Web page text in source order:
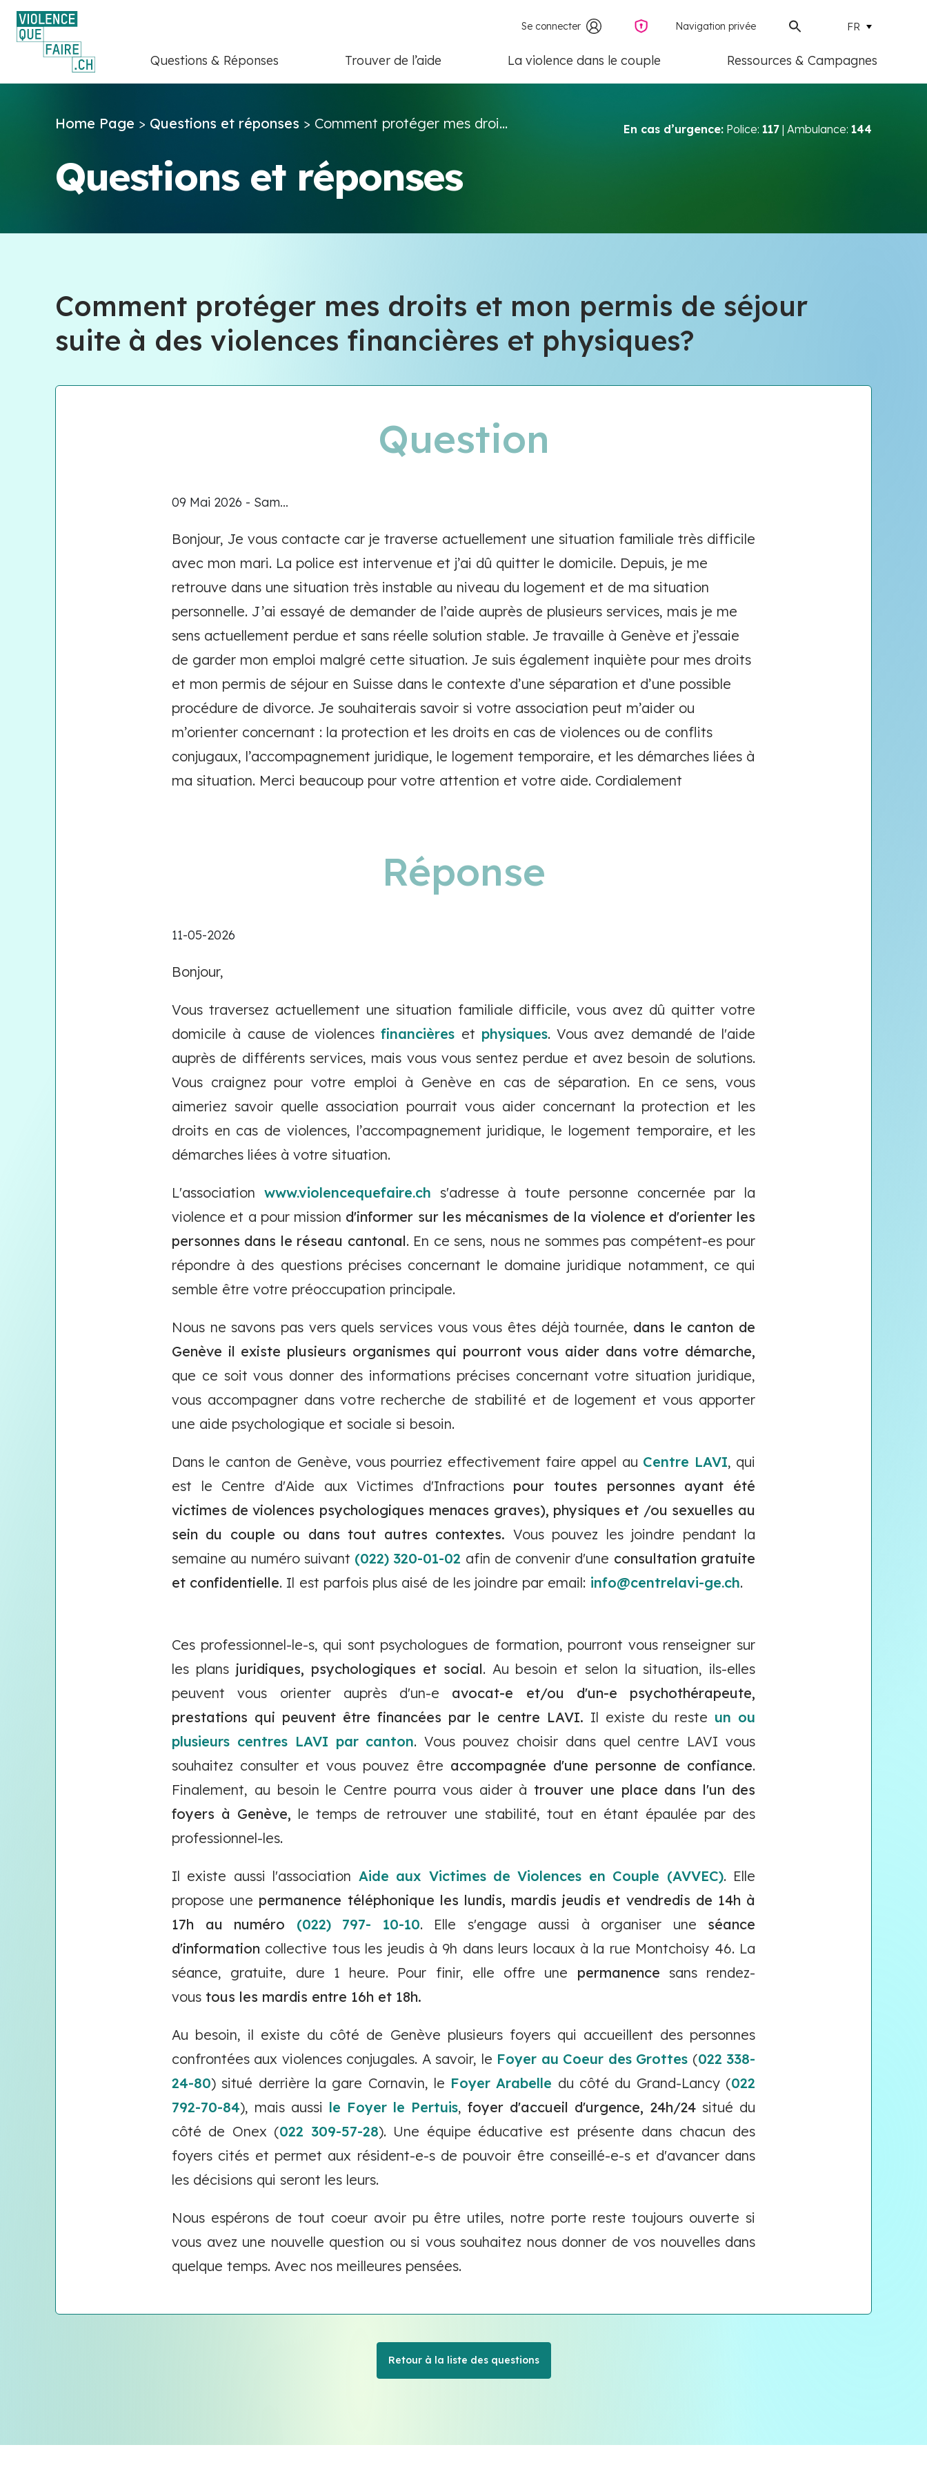
Se connecter Navigation privée FR
Questions & Réponses Trouver de l’aide La violence dans le couple Ressources & Campagnes
Home Page > Questions et réponses > Comment protéger mes droi... En cas d’urgence: Police: 117 | Ambulance: 144
Questions et réponses
Comment protéger mes droits et mon permis de séjour
suite à des violences financières et physiques?
Question
09 Mai 2026 - Sam...
Bonjour, Je vous contacte car je traverse actuellement une situation familiale très difficile
avec mon mari. La police est intervenue et j’ai dû quitter le domicile. Depuis, je me
retrouve dans une situation très instable au niveau du logement et de ma situation
personnelle. J’ai essayé de demander de l’aide auprès de plusieurs services, mais je me
sens actuellement perdue et sans réelle solution stable. Je travaille à Genève et j’essaie
de garder mon emploi malgré cette situation. Je suis également inquiète pour mes droits
et mon permis de séjour en Suisse dans le contexte d’une séparation et d’une possible
procédure de divorce. Je souhaiterais savoir si votre association peut m’aider ou
m’orienter concernant : la protection et les droits en cas de violences ou de conflits
conjugaux, l’accompagnement juridique, le logement temporaire, et les démarches liées à
ma situation. Merci beaucoup pour votre attention et votre aide. Cordialement
Réponse
11-05-2026
Bonjour,
Vous traversez actuellement une situation familiale difficile, vous avez dû quitter votre
domicile à cause de violencesfinancières et physiques. Vous avez demandé de l'aide
auprès de différents services, mais vous vous sentez perdue et avez besoin de solutions.
Vous craignez pour votre emploi à Genève en cas de séparation. En ce sens, vous
aimeriez savoir quelle association pourrait vous aider concernant la protection et les
droits en cas de violences, l’accompagnement juridique, le logement temporaire, et les
démarches liées à votre situation.
L'association www.violencequefaire.ch s'adresse à toute personne concernée par la
violence et a pour mission d'informer sur les mécanismes de la violence et d'orienter les
personnes dans le réseau cantonal. En ce sens, nous ne sommes pas compétent-es pour
répondre à des questions précises concernant le domaine juridique notamment, ce qui
semble être votre préoccupation principale.
Nous ne savons pas vers quels services vous vous êtes déjà tournée, dans le canton de
Genève il existe plusieurs organismes qui pourront vous aider dans votre démarche,
que ce soit vous donner des informations précises concernant votre situation juridique,
vous accompagner dans votre recherche de stabilité et de logement et vous apporter
une aide psychologique et sociale si besoin.
Dans le canton de Genève, vous pourriez effectivement faire appel au Centre LAVI, qui
est le Centre d'Aide aux Victimes d'Infractions pour toutes personnes ayant été
victimes de violences psychologiques menaces graves), physiques et /ou sexuelles au
sein du couple ou dans tout autres contextes. Vous pouvez les joindre pendant la
semaine au numéro suivant (022) 320-01-02 afin de convenir d'une consultation gratuite
et confidentielle. Il est parfois plus aisé de les joindre par email: info@centrelavi-ge.ch.
Ces professionnel-le-s, qui sont psychologues de formation, pourront vous renseigner sur
les plans juridiques, psychologiques et social. Au besoin et selon la situation, ils-elles
peuvent vous orienter auprès d'un-e avocat-e et/ou d'un-e psychothérapeute,
prestations qui peuvent être financées par le centre LAVI. Il existe du reste un ou
plusieurs centres LAVI par canton. Vous pouvez choisir dans quel centre LAVI vous
souhaitez consulter et vous pouvez être accompagnée d'une personne de confiance.
Finalement, au besoin le Centre pourra vous aider à trouver une place dans l'un des
foyers à Genève, le temps de retrouver une stabilité, tout en étant épaulée par des
professionnel-les.
Il existe aussi l'association Aide aux Victimes de Violences en Couple (AVVEC). Elle
propose une permanence téléphonique les lundis, mardis jeudis et vendredis de 14h à
17h au numéro (022) 797- 10-10. Elle s'engage aussi à organiser une séance
d'information collective tous les jeudis à 9h dans leurs locaux à la rue Montchoisy 46. La
séance, gratuite, dure 1 heure. Pour finir, elle offre une permanence sans rendez-
vous tous les mardis entre 16h et 18h.
Au besoin, il existe du côté de Genève plusieurs foyers qui accueillent des personnes
confrontées aux violences conjugales. A savoir, le Foyer au Coeur des Grottes (022 338-
24-80) situé derrière la gare Cornavin, le Foyer Arabelle du côté du Grand-Lancy (022
792-70-84), mais aussi le Foyer le Pertuis, foyer d'accueil d'urgence, 24h/24 situé du
côté de Onex (022 309-57-28). Une équipe éducative est présente dans chacun des
foyers cités et permet aux résident-e-s de pouvoir être conseillé-e-s et d'avancer dans
les décisions qui seront les leurs.
Nous espérons de tout coeur avoir pu être utiles, notre porte reste toujours ouverte si
vous avez une nouvelle question ou si vous souhaitez nous donner de vos nouvelles dans
quelque temps. Avec nos meilleures pensées.
Retour à la liste des questions